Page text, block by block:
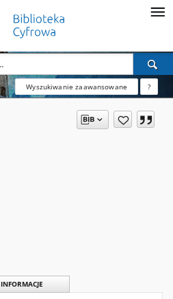
Wyszukiwanie zaawansowane ?
INFORMACJE